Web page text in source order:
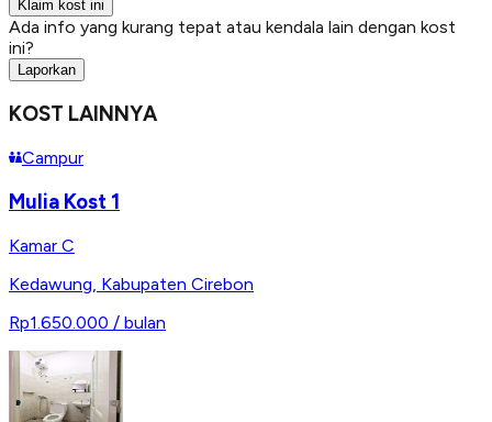
Klaim kost ini
Ada info yang kurang tepat atau kendala lain dengan kost
ini?
Laporkan
KOST LAINNYA
Campur
Mulia Kost 1
Kamar C
Kedawung Kabupaten Cirebon
Rp1.650.000 / bulan